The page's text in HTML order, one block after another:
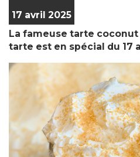
17 avril 2025
La fameuse tarte coconut
tarte est en spécial du 17